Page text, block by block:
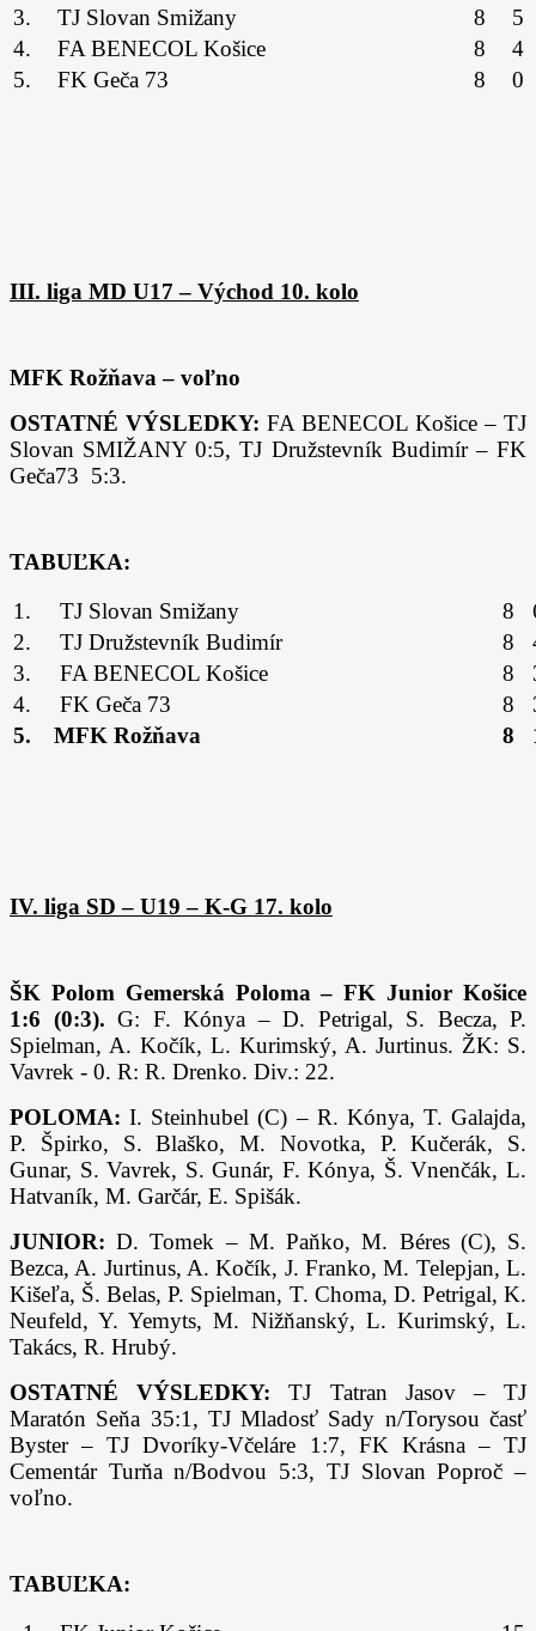
3.
TJ Slovan Smižany 8
5
4.
FA BENECOL Košice 8
4
5.
FK Geča 73 8 0
III. liga MD U17 – Východ 10. kolo
MFK Rožňava – voľno
OSTATNÉ VÝSLEDKY: FA BENECOL Košice – TJ
Slovan SMIŽANY 0:5,TJ Družstevník Budimír – FK
Geča73 5:3.
TABUĽKA:
1.
TJ Slovan Smižany 8
2.
TJ Družstevník Budimír 8
3.
FA BENECOL Košice 8
4.
FK Geča 73 8
5.
MFK Rožňava 8
IV. liga SD – U19 – K-G 17. kolo
ŠK Polom Gemerská Poloma – FK Junior Košice
1:6 (0:3). G: F. Kónya – D. Petrigal, S. Becza, P.
Spielman, A. Kočík, L. Kurimský, A. Jurtinus. ŽK: S.
Vavrek - 0. R: R. Drenko. Div.: 22.
POLOMA: I. Steinhubel (C) – R. Kónya, T. Galajda,
P. Špirko, S. Blaško, M. Novotka, P. Kučerák, S.
Gunar, S. Vavrek, S. Gunár, F. Kónya, Š. Vnenčák, L.
Hatvaník, M. Garčár, E. Spišák.
JUNIOR: D. Tomek – M. Paňko, M. Béres (C), S.
Bezca, A. Jurtinus, A. Kočík, J. Franko, M. Telepjan, L.
Kišeľa, Š. Belas, P. Spielman, T. Choma, D. Petrigal, K.
Neufeld, Y. Yemyts, M. Nižňanský, L. Kurimský, L.
Takács, R. Hrubý.
OSTATNÉ VÝSLEDKY: TJ Tatran Jasov – TJ
Maratón Seňa 35:1, TJ Mladosť Sady n/Torysou časť
Byster – TJ Dvoríky-Včeláre 1:7, FK Krásna – TJ
Cementár Turňa n/Bodvou 5:3, TJ Slovan Poproč –
voľno.
TABUĽKA: